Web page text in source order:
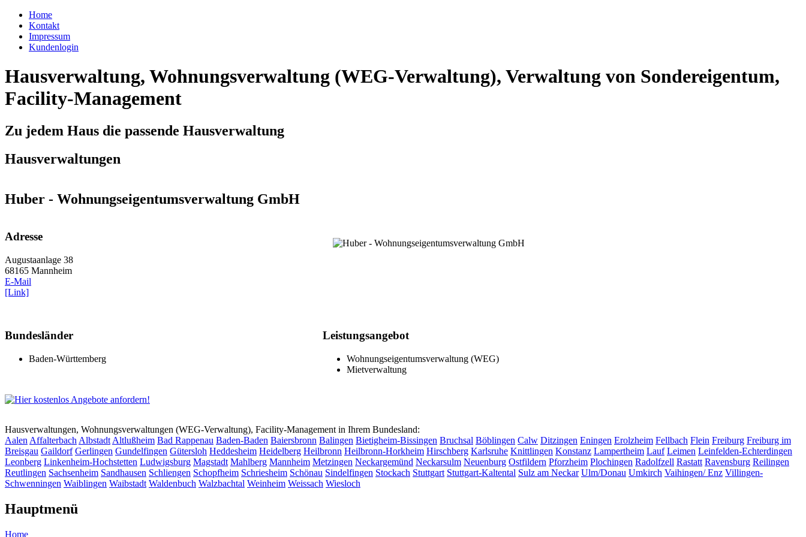
Home
Kontakt
Impressum
Kundenlogin
Hausverwaltung, Wohnungsverwaltung (WEG-Verwaltung), Verwaltung von Sondereigentum,
Facility-Management
Zu jedem Haus die passende Hausverwaltung
Hausverwaltungen
Huber - Wohnungseigentumsverwaltung GmbH
Adresse
Augustaanlage 38
68165 Mannheim
E-Mail
[Link]
Bundesländer
Baden-Württemberg
Leistungsangebot
Wohnungseigentumsverwaltung (WEG)
Mietverwaltung
Hausverwaltungen, Wohnungsverwaltungen (WEG-Verwaltung), Facility-Management in Ihrem Bundesland:
Aalen Affalterbach Albstadt Altlußheim Bad Rappenau Baden-Baden Baiersbronn Balingen Bietigheim-Bissingen Bruchsal Böblingen Calw Ditzingen Eningen Erolzheim Fellbach Flein Freiburg Freiburg im
Breisgau Gaildorf Gerlingen Gundelfingen Gütersloh Heddesheim Heidelberg Heilbronn Heilbronn-Horkheim Hirschberg Karlsruhe Knittlingen Konstanz Lampertheim Lauf Leimen Leinfelden-Echterdingen
Leonberg Linkenheim-Hochstetten Ludwigsburg Magstadt Mahlberg Mannheim Metzingen Neckargemünd Neckarsulm Neuenburg Ostfildern Pforzheim Plochingen Radolfzell Rastatt Ravensburg Reilingen
Reutlingen Sachsenheim Sandhausen Schliengen Schopfheim Schriesheim Schönau Sindelfingen Stockach Stuttgart Stuttgart-Kaltental Sulz am Neckar Ulm/Donau Umkirch Vaihingen/ Enz Villingen-
Schwenningen Waiblingen Waibstadt Waldenbuch Walzbachtal Weinheim Weissach Wiesloch
Hauptmenü
Home